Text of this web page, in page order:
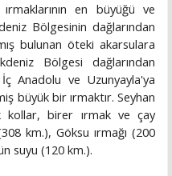
en büyüğü ve
Bölgesinin dağlarından
bulunan öteki akarsulara
Bölgesi dağlarından
Anadolu ve Uzunyayla'ya
büyük bir ırmaktır. Seyhan
kollar, birer ırmak ve çay
km.), Göksu ırmağı (200
suyu (120 km.).